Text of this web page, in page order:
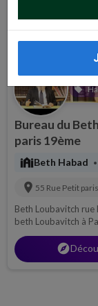
local_offer
Bureau du
paris 19ème
synagogueBeth Habad •
location_on 55 Rue Petit
Beth Loubavitch rue Petit Paris 19,
beth Loubavitch à
explorer